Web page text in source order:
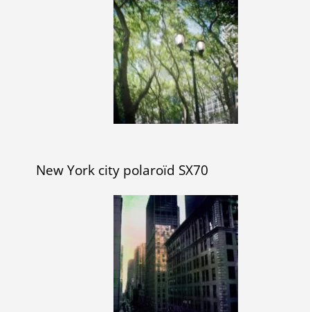
New York city polaroïd SX70